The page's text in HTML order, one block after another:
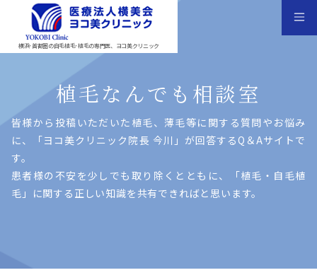
横浜･首都圏の自毛植毛･植毛の専門医、ヨコ美クリニック
植毛なんでも相談室
皆様から投稿いただいた植⽑、薄⽑等に関する質問やお悩み
に、「ヨコ美クリニック院⻑ 今川」が回答するQ＆Aサイトで
す。
患者様の不安を少しでも取り除くとともに、「植⽑・⾃⽑植
⽑」に関する正しい知識を共有できればと思います。